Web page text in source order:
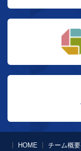
HOME チーム概要